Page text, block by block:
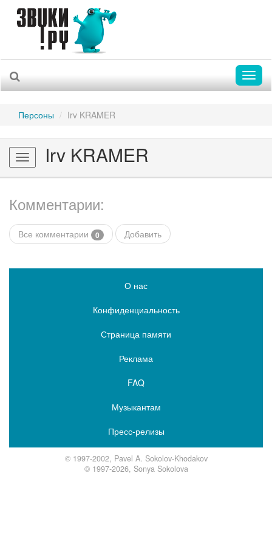
Персоны Irv KRAMER
Toggle
navigation
Irv KRAMER
Комментарии:
Все комментарии 0 Добавить
О нас
Конфиденциальность
Страница памяти
Реклама
FAQ
Музыкантам
Пресс-релизы
© 1997-2002, Pavel A. Sokolov-Khodakov
© 1997-2026, Sonya Sokolova